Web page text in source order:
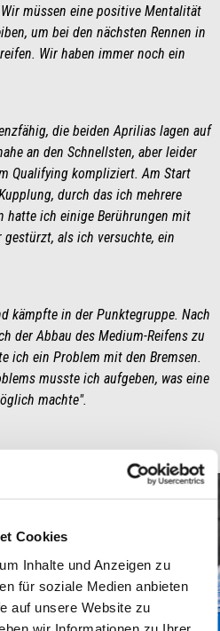
Cookies
Inhalte und Anzeigen zu
für soziale Medien anbieten
auf unsere Website zu
müssen eine positive Mentalität
um bei den nächsten Rennen in
Wir haben immer noch ein
die beiden Aprilias lagen auf
an den Schnellsten, aber leider
Qualifying kompliziert. Am Start
durch das ich mehrere
hatte ich einige Berührungen mit
als ich versuchte, ein
kämpfte in der Punktegruppe. Nach
der Abbau des Medium-Reifens zu
ich ein Problem mit den Bremsen.
musste ich aufgeben, was eine
machte".